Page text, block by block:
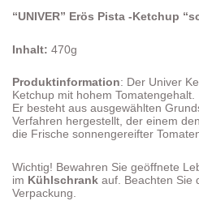
Menge
“UNIVER” Erös Pista -Ketchup
Inhalt: 470g
Produktinformation: Der Univer
Ketchup mit hohem Tomatengehalt.
Er besteht aus ausgewählten
Verfahren hergestellt, der einem
die Frische sonnengereifter
Wichtig! Bewahren Sie geöffnete
im Kühlschrank auf. Beachten Sie
Verpackung.